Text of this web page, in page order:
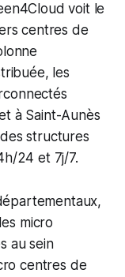
voit le
centres de
les
à Saint-Aunès
structures
24 et 7j/7.
micro
au sein
centres de